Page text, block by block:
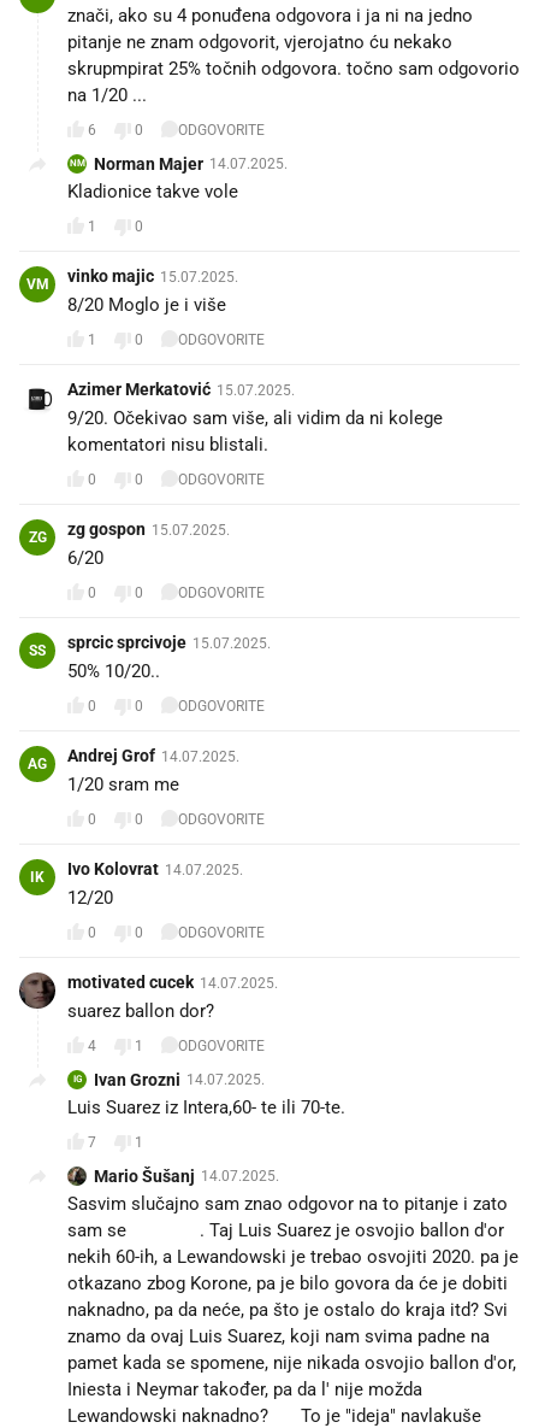
znači, ako su 4 ponuđena odgovora i ja ni na jedno
pitanje ne znam odgovorit, vjerojatno ću nekako
skrupmpirat 25% točnih odgovora. točno sam odgovorio
na 1/20 ...
6 0 ODGOVORITE
NM Norman Majer 14.07.2025.
Kladionice takve vole
1 0
VM vinko majic 15.07.2025.
8/20 Moglo je i više
1 0 ODGOVORITE
Azimer Merkatović 15.07.2025.
9/20. Očekivao sam više, ali vidim da ni kolege
komentatori nisu blistali.
0 0 ODGOVORITE
ZG zg gospon 15.07.2025.
6/20
0 0 ODGOVORITE
SS sprcic sprcivoje 15.07.2025.
50% 10/20..
0 0 ODGOVORITE
AG Andrej Grof 14.07.2025.
1/20 sram me
0 0 ODGOVORITE
IK Ivo Kolovrat 14.07.2025.
12/20
0 0 ODGOVORITE
motivated cucek 14.07.2025.
suarez ballon dor?
4 1 ODGOVORITE
IG Ivan Grozni 14.07.2025.
Luis Suarez iz Intera,60- te ili 70-te.
7 1
Mario Šušanj 14.07.2025.
Sasvim slučajno sam znao odgovor na to pitanje i zato
sam se 🤮🤮🤮. Taj Luis Suarez je osvojio ballon d'or
nekih 60-ih, a Lewandowski je trebao osvojiti 2020. pa je
otkazano zbog Korone, pa je bilo govora da će je dobiti
naknadno, pa da neće, pa što je ostalo do kraja itd? Svi
znamo da ovaj Luis Suarez, koji nam svima padne na
pamet kada se spomene, nije nikada osvojio ballon d'or,
Iniesta i Neymar također, pa da l' nije možda
Lewandowski naknadno? 🤔 To je "ideja" navlakuše